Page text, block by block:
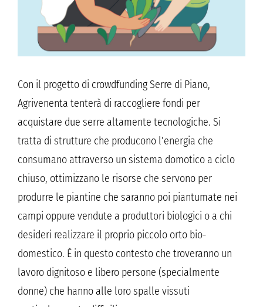
Con il progetto di crowdfunding Serre di Piano,
Agrivenenta tenterà di raccogliere fondi per
acquistare due serre altamente tecnologiche. Si
tratta di strutture che producono l’energia che
consumano attraverso un sistema domotico a ciclo
chiuso, ottimizzano le risorse che servono per
produrre le piantine che saranno poi piantumate nei
campi oppure vendute a produttori biologici o a chi
desideri realizzare il proprio piccolo orto bio-
domestico. È in questo contesto che troveranno un
lavoro dignitoso e libero persone (specialmente
donne) che hanno alle loro spalle vissuti